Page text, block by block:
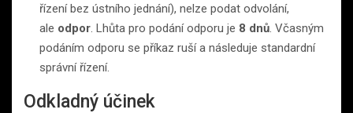
řízení bez ústního jednání), nelze podat odvolání,
ale odpor. Lhůta pro podání odporu je 8 dnů. Včasným
podáním odporu se příkaz ruší a následuje standardní
správní řízení.
Odkladný účinek